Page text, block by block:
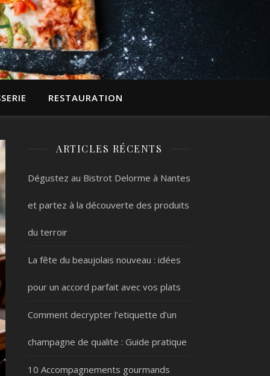
RESTAURATION
ARTICLES RÉCENTS
Dégustez au Bistrot Delorme à Nantes
et partez à la découverte des produits
du terroir
La fête du beaujolais nouveau : idées
pour un accord parfait avec vos plats
Comment decrypter l’etiquette d’un
champagne de qualite : Guide pratique
10 Accompagnements gourmands